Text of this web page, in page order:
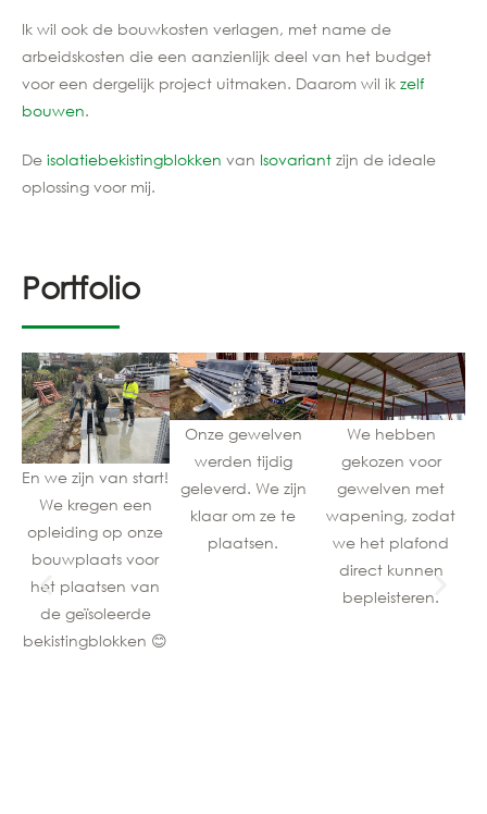
Ik wil ook de bouwkosten verlagen, met name de
arbeidskosten die een aanzienlijk deel van het budget
voor een dergelijk project uitmaken. Daarom wil ik zelf
bouwen.
De isolatiebekistingblokken van Isovariant zijn de ideale
oplossing voor mij.
Portfolio
En we zijn van start!
We kregen een
opleiding op onze
bouwplaats voor
het plaatsen van
de geïsoleerde
bekistingblokken 😊
Onze gewelven
werden tijdig
geleverd. We zijn
klaar om ze te
plaatsen.
We hebben
gekozen voor
gewelven met
wapening, zodat
we het plafond
direct kunnen
bepleisteren.